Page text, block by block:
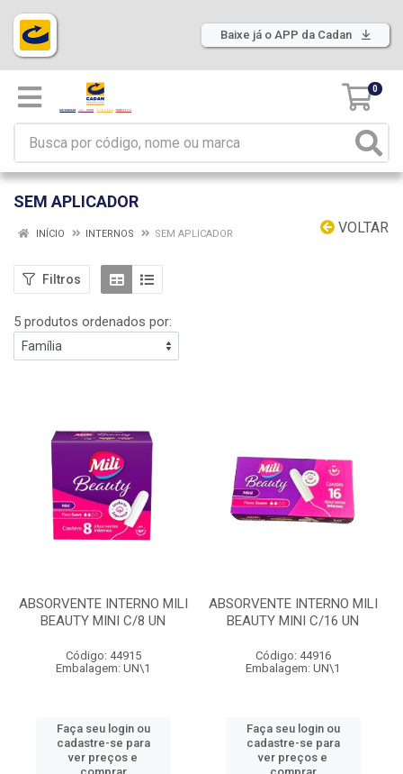
Baixe já o APP da Cadan
0
SEM APLICADOR
VOLTAR
INÍCIO INTERNOS SEM APLICADOR
Filtros
5 produtos ordenados por:
ABSORVENTE INTERNO MILI
BEAUTY MINI C/8 UN
Código: 44915
Embalagem: UN\1
Faça seu login ou
cadastre-se para
ver preços e
ABSORVENTE INTERNO MILI
BEAUTY MINI C/16 UN
Código: 44916
Embalagem: UN\1
Faça seu login ou
cadastre-se para
ver preços e